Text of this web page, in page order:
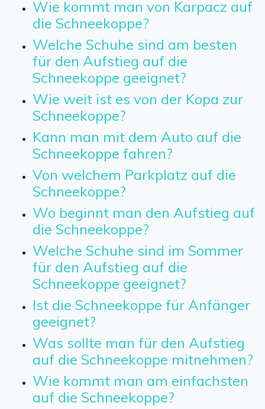
Wie kommt man von Karpacz auf
die Schneekoppe?
Welche Schuhe sind am besten
für den Aufstieg auf die
Schneekoppe geeignet?
Wie weit ist es von der Kopa zur
Schneekoppe?
Kann man mit dem Auto auf die
Schneekoppe fahren?
Von welchem Parkplatz auf die
Schneekoppe?
Wo beginnt man den Aufstieg auf
die Schneekoppe?
Welche Schuhe sind im Sommer
für den Aufstieg auf die
Schneekoppe geeignet?
Ist die Schneekoppe für Anfänger
geeignet?
Was sollte man für den Aufstieg
auf die Schneekoppe mitnehmen?
Wie kommt man am einfachsten
auf die Schneekoppe?